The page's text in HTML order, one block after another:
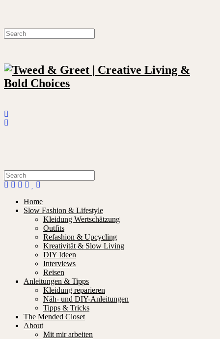
Home
Slow Fashion & Lifestyle
Kleidung Wertschätzung
Outfits
Refashion & Upcycling
Kreativität & Slow Living
DIY Ideen
Interviews
Reisen
Anleitungen & Tipps
Kleidung reparieren
Näh- und DIY-Anleitungen
Tipps & Tricks
The Mended Closet
About
Mit mir arbeiten